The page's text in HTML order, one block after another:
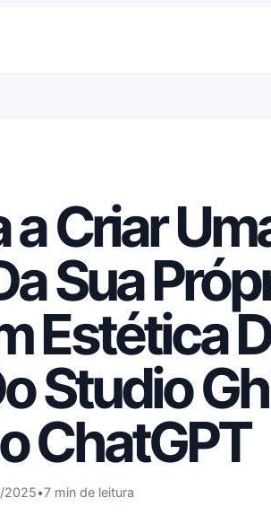
Criar
Sua
Estética
Studio
ChatGPT
2025•7 min de leitura